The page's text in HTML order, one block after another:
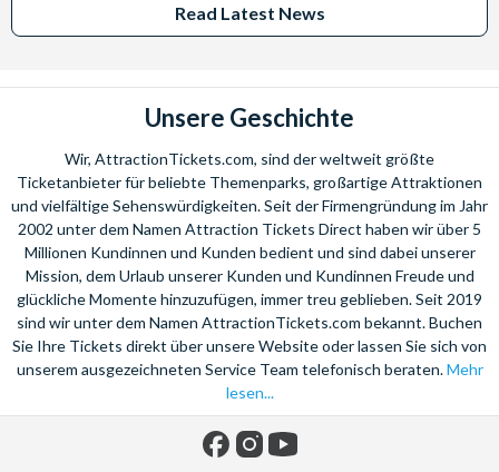
Read Latest News
Unsere Geschichte
Wir, AttractionTickets.com, sind der weltweit größte
Ticketanbieter für beliebte Themenparks, großartige Attraktionen
und vielfältige Sehenswürdigkeiten. Seit der Firmengründung im Jahr
2002 unter dem Namen Attraction Tickets Direct haben wir über 5
Millionen Kundinnen und Kunden bedient und sind dabei unserer
Mission, dem Urlaub unserer Kunden und Kundinnen Freude und
glückliche Momente hinzuzufügen, immer treu geblieben. Seit 2019
sind wir unter dem Namen AttractionTickets.com bekannt. Buchen
Sie Ihre Tickets direkt über unsere Website oder lassen Sie sich von
unserem ausgezeichneten Service Team telefonisch beraten.Mehr
lesen...